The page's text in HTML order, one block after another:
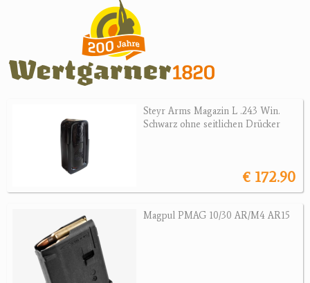
Schrotmunition
Büchsenpatronen
Faustfeuerwaffen
Randfeuerwaffen
Sonstige Munition
Bogensport
Jagdangebote
Jagdreviere
Steyr Arms Magazin L .243 Win.
Schwarz ohne seitlichen Drücker
€ 172.90
Magpul PMAG 10/30 AR/M4 AR15